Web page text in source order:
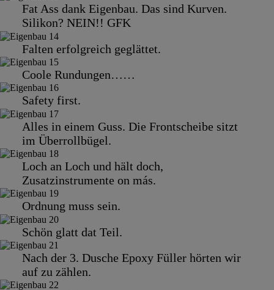
Fat Ass dank Eigenbau. Das sind Kurven.
Silikon? NEIN!! GFK
Falten erfolgreich geglättet.
Coole Rundungen……
Safety first.
Alles in einem Guss. Die Frontscheibe sitzt
im Überrollbügel.
Loch an Loch und hält doch,
Zusatzinstrumente on más.
Ordnung muss sein.
Schön glatt dat Teil.
Nach der 3. Dusche Epoxy Füller hörten wir
auf zu zählen.